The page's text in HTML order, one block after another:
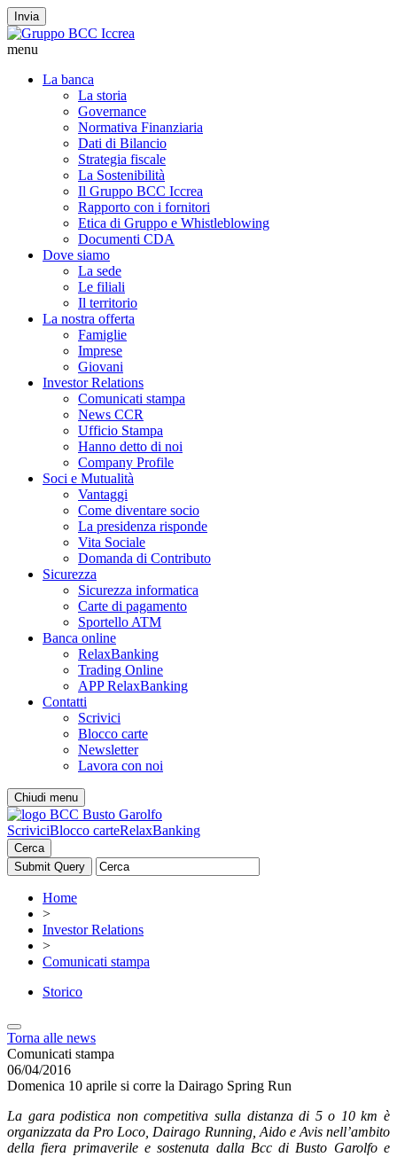
Invia
menu
La banca
La storia
Governance
Normativa Finanziaria
Dati di Bilancio
Strategia fiscale
La Sostenibilità
Il Gruppo BCC Iccrea
Rapporto con i fornitori
Etica di Gruppo e Whistleblowing
Documenti CDA
Dove siamo
La sede
Le filiali
Il territorio
La nostra offerta
Famiglie
Imprese
Giovani
Investor Relations
Comunicati stampa
News CCR
Ufficio Stampa
Hanno detto di noi
Company Profile
Soci e Mutualità
Vantaggi
Come diventare socio
La presidenza risponde
Vita Sociale
Domanda di Contributo
Sicurezza
Sicurezza informatica
Carte di pagamento
Sportello ATM
Banca online
RelaxBanking
Trading Online
APP RelaxBanking
Contatti
Scrivici
Blocco carte
Newsletter
Lavora con noi
Chiudi menu
ScriviciBlocco carteRelaxBanking
Cerca
Home
>
Investor Relations
>
Comunicati stampa
Storico
Torna alle news
Comunicati stampa
06/04/2016
Domenica 10 aprile si corre la Dairago Spring Run
La gara podistica non competitiva sulla distanza di 5 o 10 km è
organizzata da Pro Loco, Dairago Running, Aido e Avis nell’ambito
della fiera primaverile e sostenuta dalla Bcc di Busto Garolfo e